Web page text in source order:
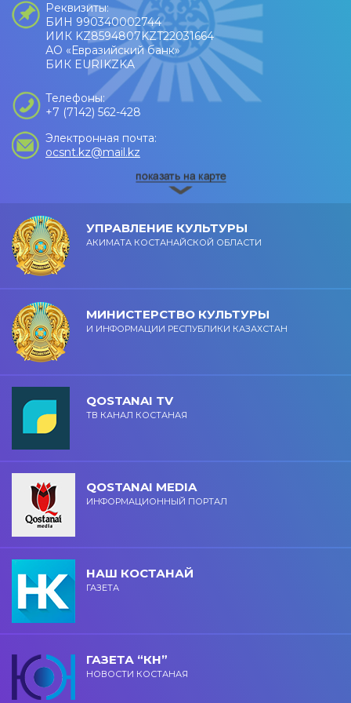
Реквизиты:
БИН 990340002744
ИИК KZ8594807KZT22031664
АО «Евразийский банк»
БИК EURIKZKA
Телефоны:
+7 (7142) 562-428
Электронная почта:
ocsnt.kz@mail.kz
УПРАВЛЕНИЕ КУЛЬТУРЫ
АКИМАТА КОСТАНАЙСКОЙ ОБЛАСТИ
МИНИСТЕРСТВО КУЛЬТУРЫ
И ИНФОРМАЦИИ РЕСПУБЛИКИ КАЗАХСТАН
QOSTANAI TV
ТВ КАНАЛ КОСТАНАЯ
QOSTANAI MEDIA
ИНФОРМАЦИОННЫЙ ПОРТАЛ
НАШ КОСТАНАЙ
ГАЗЕТА
ГАЗЕТА “КН”
НОВОСТИ КОСТАНАЯ